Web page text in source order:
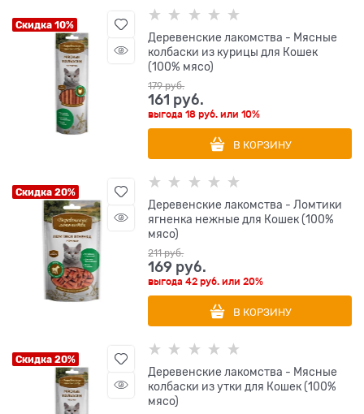
Скидка 10%
Деревенские лакомства - Мясные
колбаски из курицы для Кошек
(100% мясо)
179 руб.
161 руб.
выгода18 руб. или10%
В КОРЗИНУ
Скидка 20%
Деревенские лакомства - Ломтики
ягненка нежные для Кошек (100%
мясо)
211 руб.
169 руб.
выгода42 руб. или20%
В КОРЗИНУ
Скидка 20%
Деревенские лакомства - Мясные
колбаски из утки для Кошек (100%
мясо)